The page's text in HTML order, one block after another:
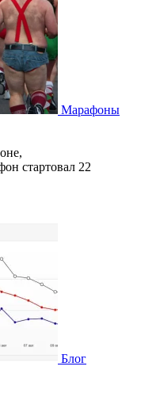
Марафоны
стартовал 22
Блог